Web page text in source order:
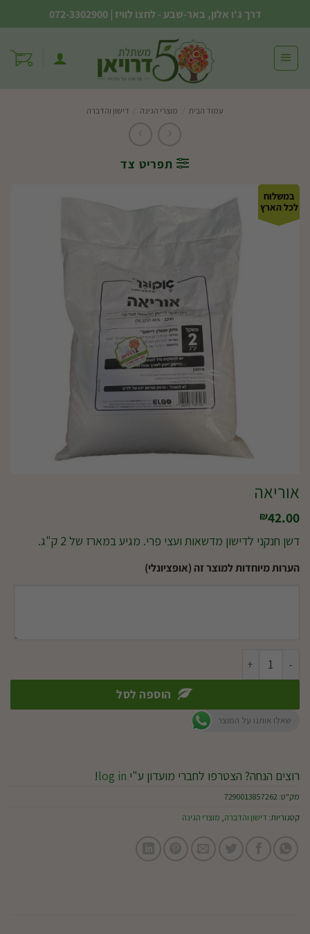
to
content
דרך ג'ו אלון, באר-שבע - לחצו לוויז |
072-3302900
עמוד הבית מוצרי הגינה דישון והדברה
תפריט צד
במשלוח
לכל הארץ
אוריאה
₪42.00
דשן חנקני לדישון מדשאות ועצי פרי. מגיע במארז של 2 ק"ג.
הערות מיוחדות למוצר זה (אופציונלי)
כמות של אוריאה
הוספה לסל
שאלו אותנו על המוצר
רוצים הנחה? הצטרפו לחברי מועדון ע"י log in
!
מק"ט:7290013857262
קטגוריות: דישון והדברה, מוצרי הגינה